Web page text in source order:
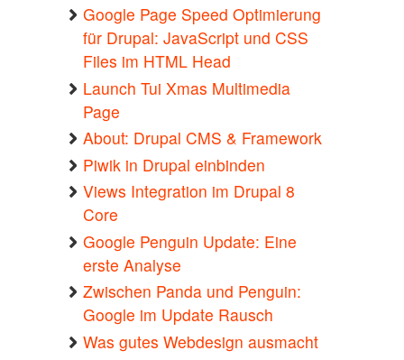
Google Page Speed Optimierung
für Drupal: JavaScript und CSS
Files im HTML Head
Launch Tui Xmas Multimedia
Page
About: Drupal CMS & Framework
Piwik in Drupal einbinden
Views Integration im Drupal 8
Core
Google Penguin Update: Eine
erste Analyse
Zwischen Panda und Penguin:
Google im Update Rausch
Was gutes Webdesign ausmacht